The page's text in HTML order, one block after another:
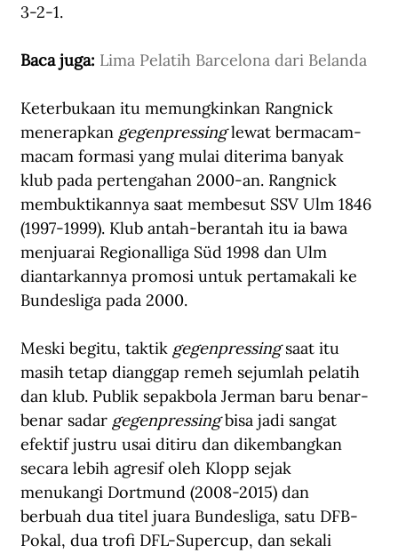
3-2-1.
Baca juga: Lima Pelatih Barcelona dari Belanda
Keterbukaan itu memungkinkan Rangnick
menerapkan gegenpressing lewat bermacam-
macam formasi yang mulai diterima banyak
klub pada pertengahan 2000-an. Rangnick
membuktikannya saat membesut SSV Ulm 1846
(1997-1999). Klub antah-berantah itu ia bawa
menjuarai Regionalliga Süd 1998 dan Ulm
diantarkannya promosi untuk pertamakali ke
Bundesliga pada 2000.
Meski begitu, taktik gegenpressing saat itu
masih tetap dianggap remeh sejumlah pelatih
dan klub. Publik sepakbola Jerman baru benar-
benar sadar gegenpressing bisa jadi sangat
efektif justru usai ditiru dan dikembangkan
secara lebih agresif oleh Klopp sejak
menukangi Dortmund (2008-2015) dan
berbuah dua titel juara Bundesliga, satu DFB-
Pokal, dua trofi DFL-Supercup, dan sekali